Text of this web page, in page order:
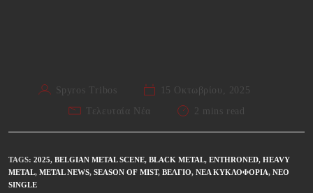
Spyros Tribos
15 Οκτωβρίου, 2025
Τελευταία Νέα
2 mins read
TAGS: 2025, BELGIAN METAL SCENE, BLACK METAL, ENTHRONED, HEAVY
METAL, METAL NEWS, SEASON OF MIST, ΒΈΛΓΙΟ, ΝΈΑ ΚΥΚΛΟΦΟΡΊΑ, ΝΈΟ
SINGLE